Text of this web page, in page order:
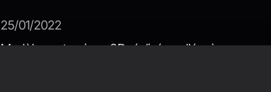
25/01/2022
Modèle anatomique 3D réalisé par l'équipe